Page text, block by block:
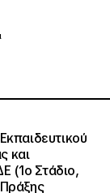
και
(1ο Στάδιο,